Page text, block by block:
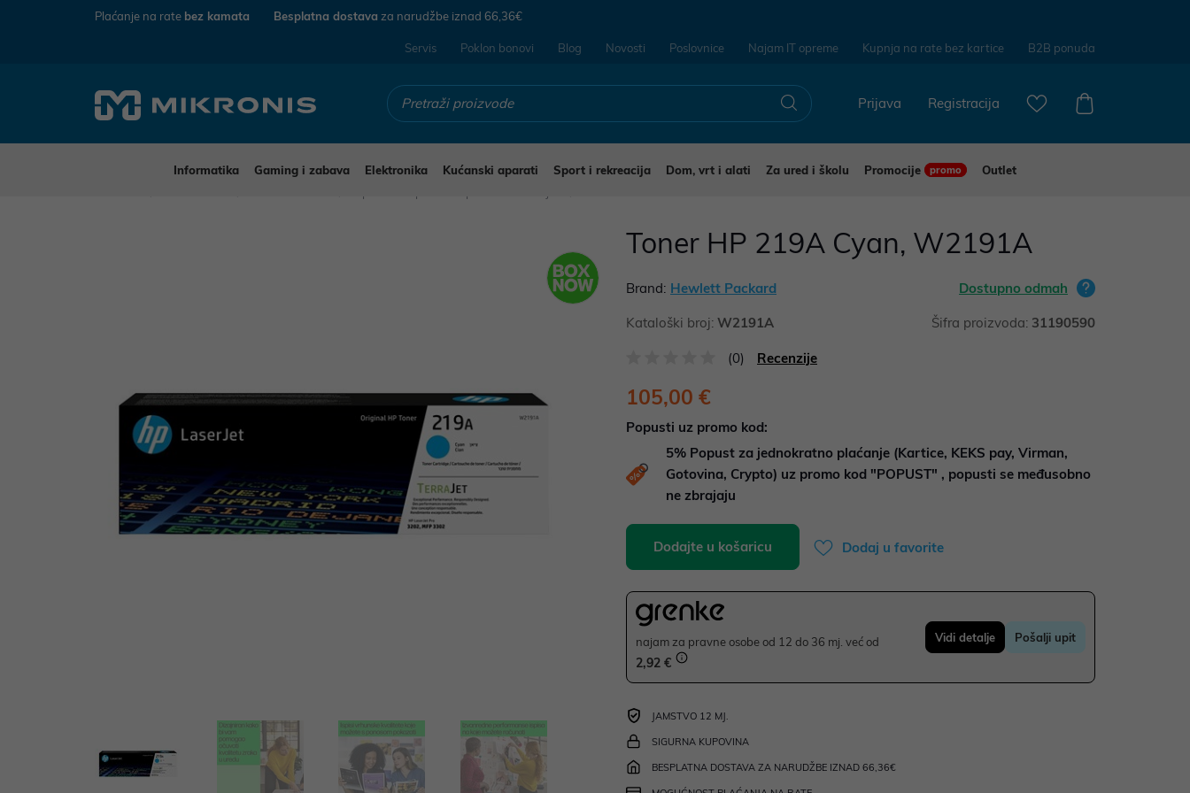
Plaćanje na rate bez kamata Besplatna dostava za narudžbe iznad 66,36€
Servis Poklon bonovi Blog Novosti Poslovnice Najam IT opreme Kupnja na rate bez kartice B2B ponuda
Registracija
Prijava
Informatika Gaming i zabava Elektronika Kućanski aparati Sport i rekreacija Dom, vrt i alati Za ured i školu Promocije promo
Outlet
Toner HP 219A Cyan, W2191A
Brand: Hewlett Packard Dostupno odmah
Kataloški broj: W2191A Šifra proizvoda: 31190590
(0) Recenzije
105,00 €
Popusti uz promo kod:
5% Popust za jednokratno plaćanje (Kartice, KEKS pay, Virman,
Gotovina, Crypto) uz promo kod "POPUST" , popusti se međusobno
ne zbrajaju
Dodajte u košaricu Dodaj u favorite
najam za pravne osobe od 12 do 36 mj. već od
2,92 €
Vidi detalje Pošalji upit
JAMSTVO 12 MJ.
SIGURNA KUPOVINA
BESPLATNA DOSTAVA ZA NARUDŽBE IZNAD 66,36€